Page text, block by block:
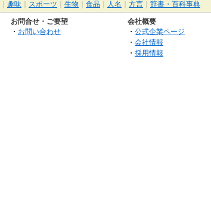
趣味 スポーツ 生物 食品 人名 方言 辞書・百科事典
お問合せ・ご要望
・ お問い合わせ
会社概要
・ 公式企業ページ
・ 会社情報
・ 採用情報